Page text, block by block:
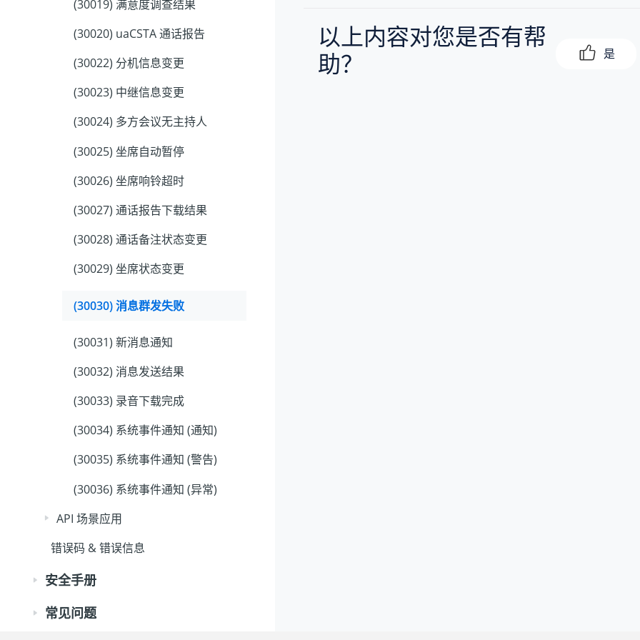
(30019) 满意度调查结果
(30020) uaCSTA 通话报告
(30022) 分机信息变更
(30023) 中继信息变更
(30024) 多方会议无主持人
(30025) 坐席自动暂停
(30026) 坐席响铃超时
(30027) 通话报告下载结果
(30028) 通话备注状态变更
(30029) 坐席状态变更
(30030) 消息群发失败
(30031) 新消息通知
(30032) 消息发送结果
(30033) 录音下载完成
(30034) 系统事件通知 (通知)
(30035) 系统事件通知 (警告)
(30036) 系统事件通知 (异常)
API 场景应用
错误码 & 错误信息
安全手册
常见问题
以上内容对您是否有帮
助？
是